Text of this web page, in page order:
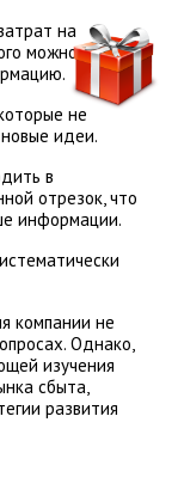
на
можно
не
идеи.
в
отрезок, что
информации.
компании не
Однако,
изучения
сбыта,
развития